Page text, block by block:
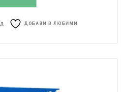
ДОБАВИ В ЛЮБИМИ